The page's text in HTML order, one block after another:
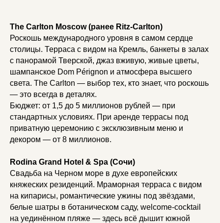
The Carlton Moscow (ранее Ritz-Carlton)
Роскошь международного уровня в самом сердце
столицы. Терраса с видом на Кремль, банкеты в залах
с панорамой Тверской, джаз вживую, живые цветы,
шампанское Dom Pérignon и атмосфера высшего
света. The Carlton — выбор тех, кто знает, что роскошь
— это всегда в деталях.
Бюджет: от 1,5 до 5 миллионов рублей — при
стандартных условиях. При аренде террасы под
приватную церемонию с эксклюзивным меню и
декором — от 8 миллионов.
Rodina Grand Hotel & Spa (Сочи)
Свадьба на Черном море в духе европейских
княжеских резиденций. Мраморная терраса с видом
на кипарисы, романтические ужины под звёздами,
белые шатры в ботаническом саду, welcome-cocktail
на уединённом пляже — здесь всё дышит южной